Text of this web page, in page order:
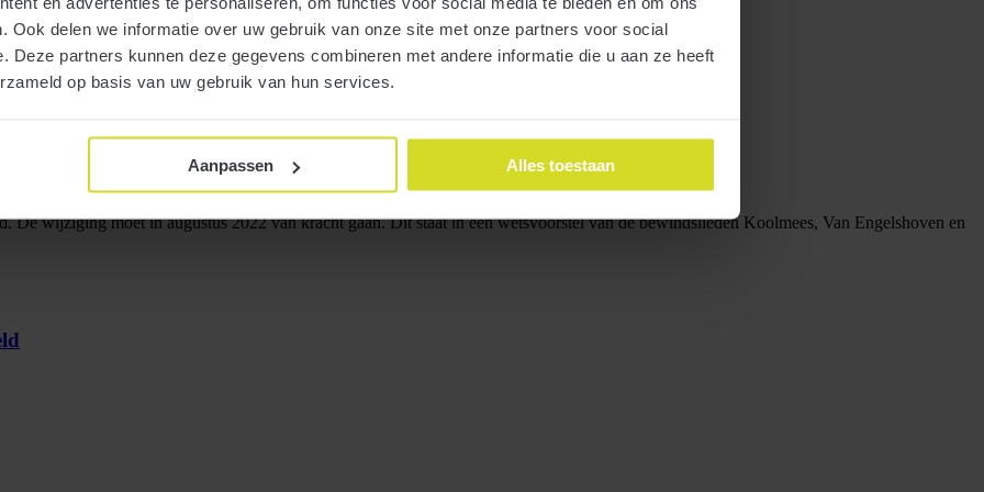
Ook delen we informatie over uw gebruik van onze site met onze partners voor social
Deze partners kunnen deze gegevens combineren met andere informatie die u aan ze heeft
op basis van uw gebruik van hun services.
Aanpassen Alles toestaan
De wijziging moet in augustus 2022 van kracht gaan. Dit staat in een wetsvoorstel van de bewindslieden Koolmees, Van Engelshoven en